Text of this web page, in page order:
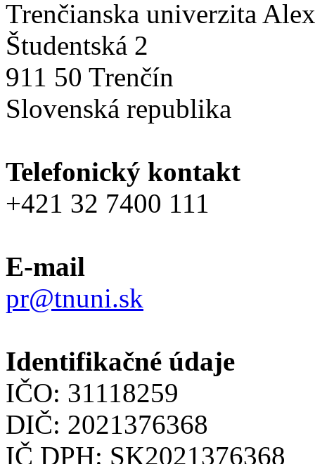
Trenčianska univerzita
Študentská 2
911 50 Trenčín
Slovenská republika
Telefonický kontakt
+421 32 7400 111
E-mail
pr@tnuni.sk
Identifikačné údaje
IČO: 31118259
DIČ: 2021376368
IČ DPH: SK2021376368